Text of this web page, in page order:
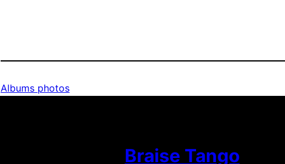
Albums photos
Braise Tango